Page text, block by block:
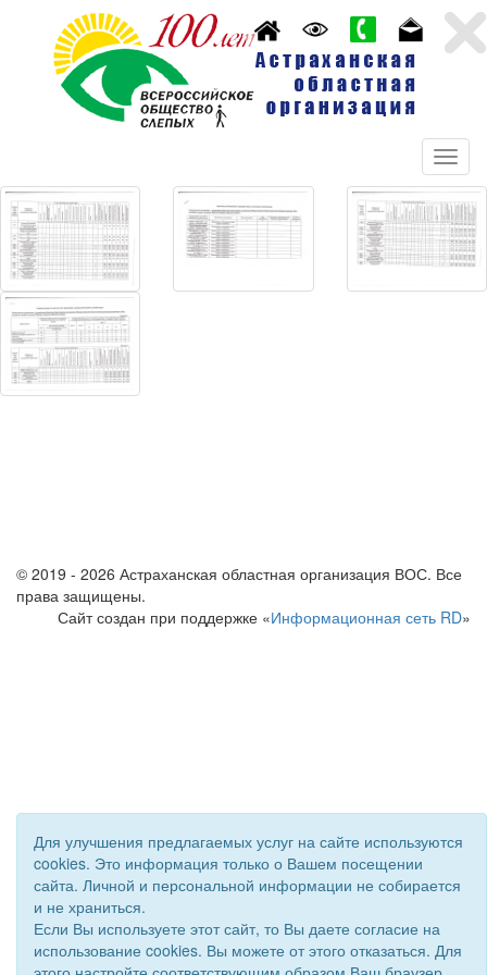
© 2019 - 2026 Астраханская областная организация ВОС. Все
права защищены.
Сайт создан при поддержке «Информационная сеть RD»
Для улучшения предлагаемых услуг на сайте используются
cookies. Это информация только о Вашем посещении
сайта. Личной и персональной информации не собирается
и не храниться.
Если Вы используете этот сайт, то Вы даете согласие на
использование cookies. Вы можете от этого отказаться. Для